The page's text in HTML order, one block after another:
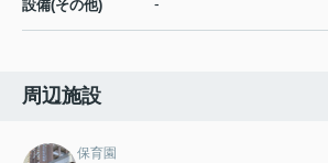
設備(その他) -
周辺施設
保育園